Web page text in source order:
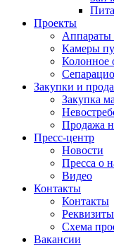
Проекты
Аппараты
Камеры
Колонное
Закупки и
Закупка
Продажа
Пресс-центр
Новости
Пресса о
Видео
Контакты
Контакты
Реквизиты
Схема
Вакансии